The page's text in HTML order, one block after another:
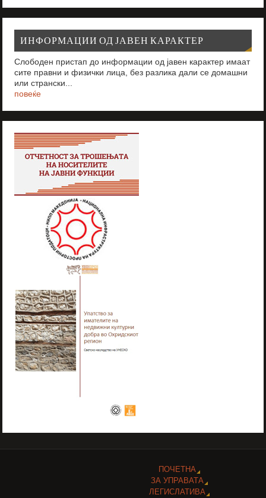
ИНФОРМАЦИИ ОД ЈАВЕН КАРАКТЕР
Слободен пристап до информации од јавен карактер имаат
сите правни и физички лица, без разлика дали се домашни
или странски...
повеќе
ПОЧЕТНА
ЗА УПРАВАТА
ЛЕГИСЛАТИВА